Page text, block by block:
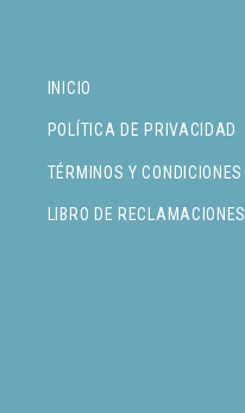
INICIO
POLÍTICA DE PRIVACIDAD
TÉRMINOS Y CONDICIONES
LIBRO DE RECLAMACIONES